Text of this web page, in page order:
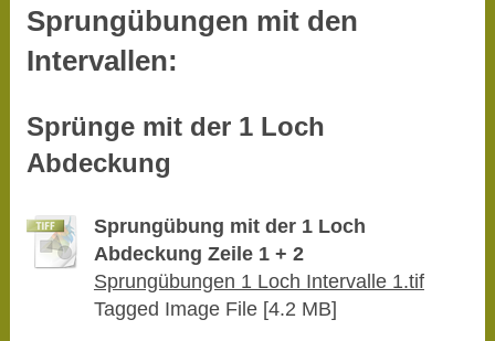
Sprungübungen mit den
Intervallen:
Sprünge mit der 1 Loch
Abdeckung
Sprungübung mit der 1 Loch
Abdeckung Zeile 1 + 2
Sprungübungen 1 Loch Intervalle 1.tif
Tagged Image File [4.2 MB]